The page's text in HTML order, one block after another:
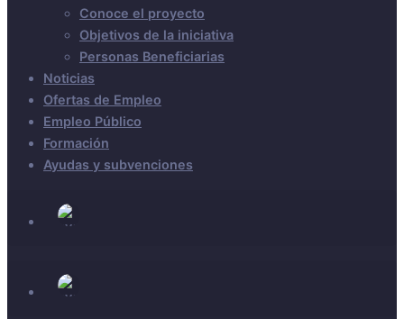
Conoce el proyecto
Objetivos de la iniciativa
Personas Beneficiarias
Noticias
Ofertas de Empleo
Empleo Público
Formación
Ayudas y subvenciones